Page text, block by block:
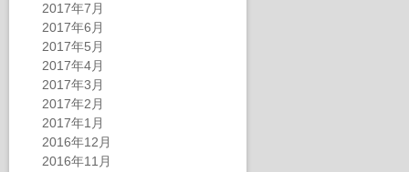
2017年7月
2017年6月
2017年5月
2017年4月
2017年3月
2017年2月
2017年1月
2016年12月
2016年11月